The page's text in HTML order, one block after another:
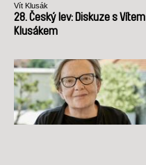
Vít Klusák
28. Český lev: Diskuze s Vítem
Klusákem